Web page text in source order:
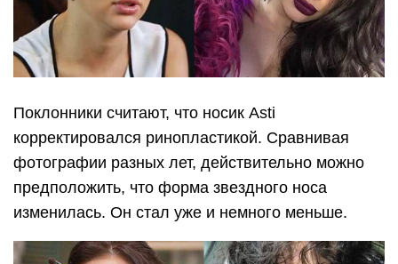
Поклонники считают, что носик Asti
корректировался ринопластикой. Сравнивая
фотографии разных лет, действительно можно
предположить, что форма звездного носа
изменилась. Он стал уже и немного меньше.